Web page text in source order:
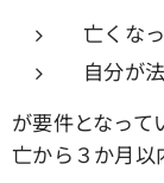
亡くな
自分が
が要件となって
亡から３か月以